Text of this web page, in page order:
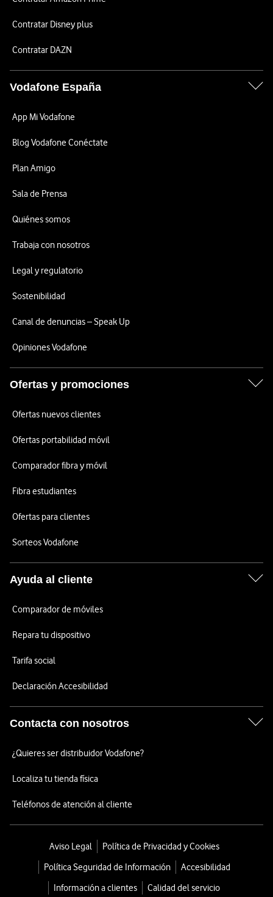
Contratar Disney plus
Contratar DAZN
Vodafone España
App Mi Vodafone
Blog Vodafone Conéctate
Plan Amigo
Sala de Prensa
Quiénes somos
Trabaja con nosotros
Legal y regulatorio
Sostenibilidad
Canal de denuncias – Speak Up
Opiniones Vodafone
Ofertas y promociones
Ofertas nuevos clientes
Ofertas portabilidad móvil
Comparador fibra y móvil
Fibra estudiantes
Ofertas para clientes
Sorteos Vodafone
Ayuda al cliente
Comparador de móviles
Repara tu dispositivo
Tarifa social
Declaración Accesibilidad
Contacta con nosotros
¿Quieres ser distribuidor Vodafone?
Localiza tu tienda física
Teléfonos de atención al cliente
Aviso Legal
Política de Privacidad y Cookies
Política Seguridad de Información
Accesibilidad
Información a clientes
Calidad del servicio